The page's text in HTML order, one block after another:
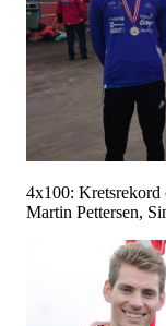
4x100: Kretsrekord
Martin Pettersen,